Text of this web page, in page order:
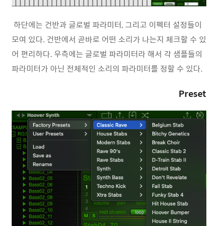
하단에는 건반과 글로벌 파라미터, 그리고 이펙터 설정들이
모여 있다. 건반에서 곧바로 어떤 소리가 나는지 체크할 수 있
어 편리하다. 우측에는 글로벌 파라미터라 해서 각 샘플들의
파라미터가 아닌 전체적인 소리의 파라미터를 정할 수 있다.
Preset